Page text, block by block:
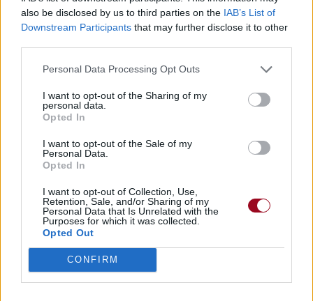
also be disclosed by us to third parties on the IAB’s List of
Downstream Participants that may further disclose it to other
Personal Data Processing Opt Outs
I want to opt-out of the Sharing of my
personal data.
Opted In
I want to opt-out of the Sale of my
Personal Data.
Opted In
I want to opt-out of Collection, Use,
Retention, Sale, and/or Sharing of my
Personal Data that Is Unrelated with the
Purposes for which it was collected.
Opted Out
CONFIRM